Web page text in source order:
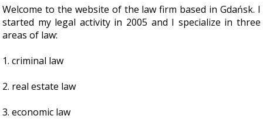
Welcome to the website of the law firm based in Gdańsk. I
started my legal activity in 2005 and I specialize in three
areas of law:
1. criminal law
2. real estate law
3. economic law